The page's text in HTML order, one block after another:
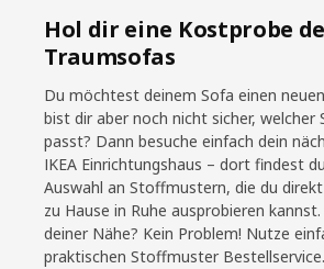
Hol dir eine Kostprobe
Traumsofas
Du möchtest deinem Sofa einen
bist dir aber noch nicht sicher,
passt? Dann besuche einfach dein
IKEA Einrichtungshaus – dort findest
Auswahl an Stoffmustern, die du
zu Hause in Ruhe ausprobieren kannst.
deiner Nähe? Kein Problem! Nutze
praktischen Stoffmuster Bestellservice.